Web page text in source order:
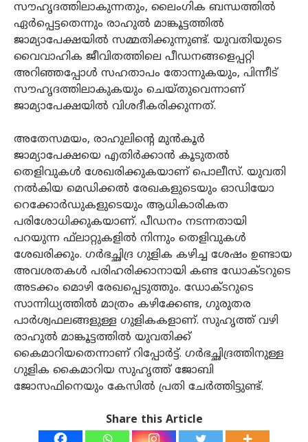
സൗഹൃദത്തിലാകുന്നതും, ലൈംഗിക ബന്ധത്തില്‍
ഏര്‍പ്പെട്ടതെന്നും രാഹുല്‍ മാങ്കൂട്ടത്തില്‍
ജാമ്യാപേക്ഷയില്‍ സമ്മതിക്കുന്നുണ്ട്. യുവതിയുടെ
വൈവാഹിക ജീവിതത്തിലെ പീഡനങ്ങളെപ്പറ്റി
അറിഞ്ഞപ്പോള്‍ സഹതാപം തോന്നുകയും, പിന്നീട്
സൗഹൃദത്തിലാകുകയും ചെയ്തുവെന്നാണ്
ജാമ്യാപേക്ഷയില്‍ വിശദീകരിക്കുന്നത്.
അതേസമയം, രാഹുലിന്റെ മുന്‍കൂര്‍
ജാമ്യാപേക്ഷയെ എതിര്‍ക്കാന്‍ കൂടുതല്‍
തെളിവുകള്‍ ശേഖരിക്കുകയാണ് പൊലീസ്. യുവതി
നല്‍കിയ മെഡിക്കല്‍ രേഖകളുടെയും ഓഡിയോ
റെക്കോര്‍ഡുകളുടെയും ആധികാരികത
പരിശോധിക്കുകയാണ്. പീഡനം നടന്നതായി
പറയുന്ന ഫ്‌ലാറ്റുകളില്‍ നിന്നും തെളിവുകള്‍
ശേഖരിക്കും. ഗർഭച്ഛിദ്ര ഗുളിക കഴിച്ച ശേഷം ഉണ്ടായ
അവശതകൾ പരിഹരിക്കാനായി കണ്ട ഡോക്ടറുടെ
അടക്കം മൊഴി രേഖപ്പെടുത്തും. ഡോക്ടറുടെ
സാന്നിധ്യത്തിൽ മാത്രം കഴിക്കേണ്ട, ഗുരുതര
പാര്‍ശ്വഫലങ്ങളുള്ള ഗുളികകളാണ്. സുഹൃത്ത് വഴി
രാഹുൽ മാങ്കൂട്ടത്തിൽ യുവതിക്ക്
കൈമാറിയതെന്നാണ് റിപ്പോർട്ട്. ​ഗർഭച്ഛിദ്രത്തിനുള്ള ​
ഗുളിക കൈമാറിയ സുഹൃത്ത് ജോബി
ജോസഫിനെയും കേസിൽ പ്രതി ചേർത്തിട്ടുണ്ട്.
Share this Article